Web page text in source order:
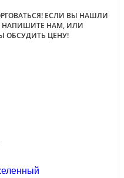
ЕСЛИ ВЫ НАШЛИ
НАПИШИТЕ НАМ, ИЛИ
ОБСУДИТЬ ЦЕНУ!